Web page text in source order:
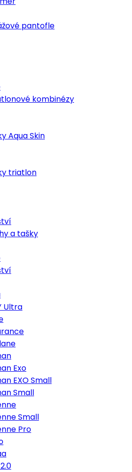
pantofle
kombinézy
Aqua Skin
triatlon
a tašky
Ultra
Exo
EXO Small
Small
Small
Pro